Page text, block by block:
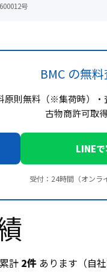
号
BMC の無
原則無料（※集荷時）・
古物商許可取
LINE
受付：24時間（オンラ
計 2件 あります（自